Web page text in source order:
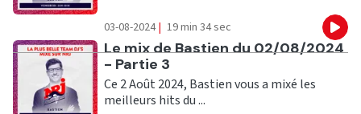
03-08-2024 | 19 min 34 sec
Ecouter
Le mix de Bastien du 02/08/2024
- Partie 3
Ce 2 Août 2024, Bastien vous a mixé les
meilleurs hits du ...